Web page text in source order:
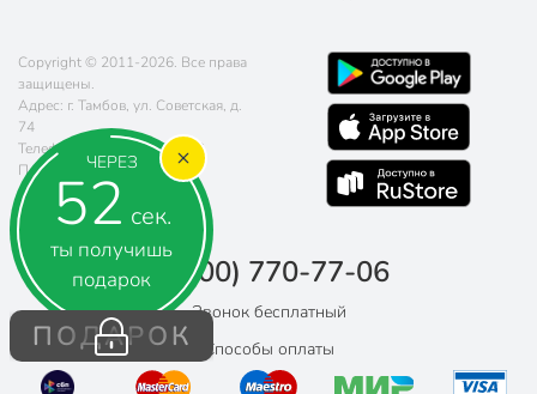
ЧЕРЕЗ
52 сек.
ты получишь
подарок
ПОДАРОК
Copyright © 2011-2026. Все права
защищены.
Адрес: г. Тамбов, ул. Советская, д.
74
Телефон:
8 (800) 770-77-06
Почта:
sales@poryadok.ru
8 (800) 770-77-06
Звонок бесплатный
Способы оплаты